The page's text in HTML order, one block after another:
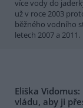
více vody do
už v roce 2003
běžného vodního
letech 2007 a 2011.
Eliška
vládu, aby ji